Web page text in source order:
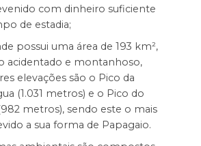
com dinheiro suficiente
de estadia;
possui uma área de 193 km²,
acidentado e montanhoso,
elevações são o Pico da
(1.031 metros) e o Pico do
metros), sendo este o mais
a sua forma de Papagaio.